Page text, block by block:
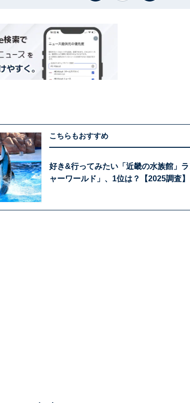
こちらもおすすめ
好き&行ってみたい「近畿の水族館」
ャーワールド」、1位は？【2025調査】